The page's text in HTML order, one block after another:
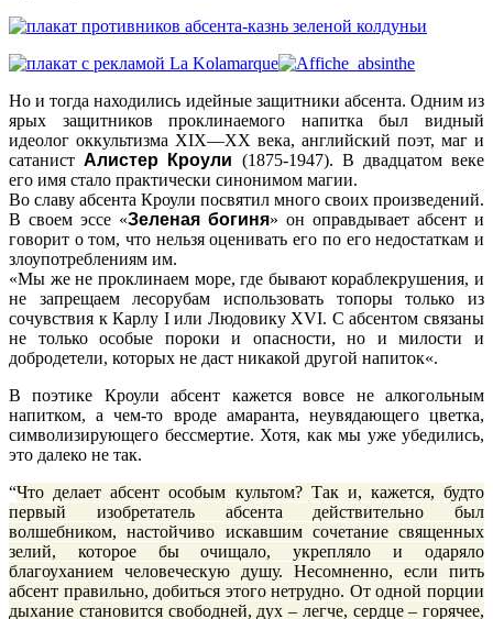
Но и тогда находились идейные защитники абсента. Одним из
ярых защитников проклинаемого напитка был видный
идеолог оккультизма XIX—XX века, английский поэт, маг и
сатанистАлистер Кроули (1875-1947). В двадцатом веке
его имя стало практически синонимом магии.
Во славу абсента Кроули посвятил много своих произведений.
В своем эссе «Зеленая богиня» он оправдывает абсент и
говорит о том, что нельзя оценивать его по его недостаткам и
злоупотреблениям им.
«Мы же не проклинаем море, где бывают кораблекрушения, и
не запрещаем лесорубам использовать топоры только из
сочувствия к Карлу I или Людовику XVI. С абсентом связаны
не только особые пороки и опасности, но и милости и
добродетели, которых не даст никакой другой напиток«.
В поэтике Кроули абсент кажется вовсе не алкогольным
напитком, а чем-то вроде амаранта, неувядающего цветка,
символизирующего бессмертие. Хотя, как мы уже убедились,
это далеко не так.
“Что делает абсент особым культом? Так и, кажется, будто
первый изобретатель абсента действительно был
волшебником, настойчиво искавшим сочетание священных
зелий, которое бы очищало, укрепляло и одаряло
благоуханием человеческую душу. Несомненно, если пить
абсент правильно, добиться этого нетрудно. От одной порции
дыхание становится свободней, дух – легче, сердце – горячее,